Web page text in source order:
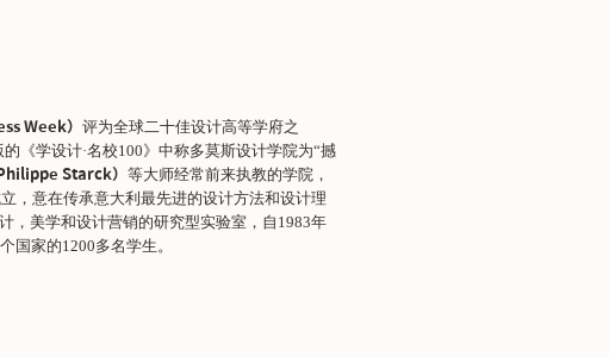
Week） 评为全球二十佳设计高等学府之
《学设计·名校100》中称多莫斯设计学院为“撼
Philippe Starck） 等大师经常前来执教的学院，
，意在传承意大利最先进的设计方法和设计理
，美学和设计营销的研究型实验室，自1983年
国家的1200多名学生。